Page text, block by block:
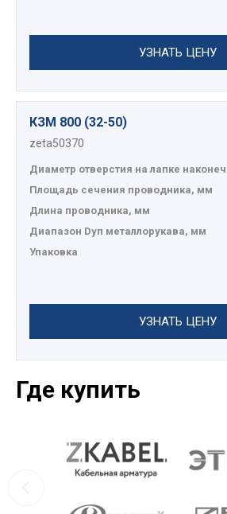
УЗНАТЬ ЦЕНУ
КЗМ 800 (32-50)
zeta50370
Диаметр отверстия на лапке
Площадь сечения проводника, мм
Длина проводника, мм
Диапазон Dуп металлорукава, мм
Упаковка
УЗНАТЬ ЦЕНУ
Где купить